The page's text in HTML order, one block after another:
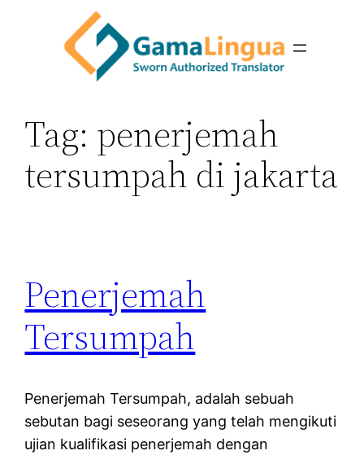
Tag: penerjemah
tersumpah di jakarta
Penerjemah
Tersumpah
Penerjemah Tersumpah, adalah sebuah
sebutan bagi seseorang yang telah mengikuti
ujian kualifikasi penerjemah dengan